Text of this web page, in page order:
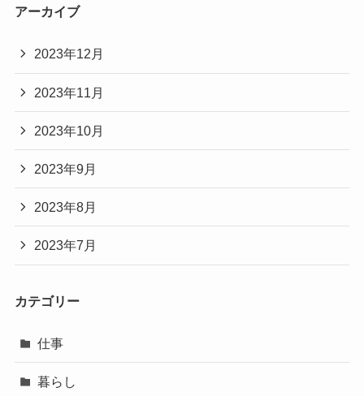
アーカイブ
2023年12月
2023年11月
2023年10月
2023年9月
2023年8月
2023年7月
カテゴリー
仕事
暮らし